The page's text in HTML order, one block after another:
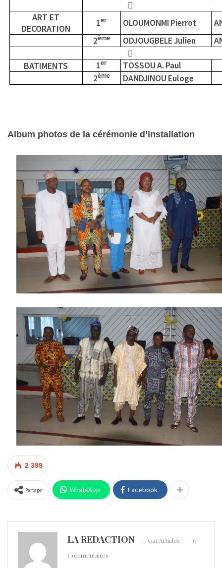

ART ET
DECORATION
1er OLOUMONMI Pierrot
2ème ODJOUGBELE Julien

BATIMENTS 1er
TOSSOU A. Paul
2ème DANDJINOU Euloge
Album photos de la cérémonie d’installation
2 399
Partager WhatsApp Facebook
LA REDACTION 5321 Articles
0
Commentaires